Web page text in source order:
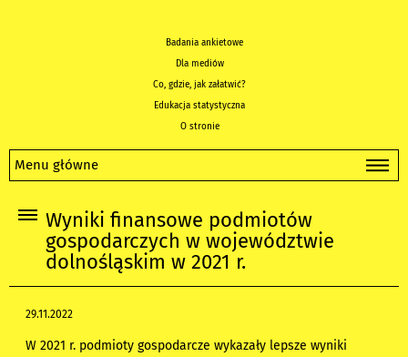
Badania ankietowe
Dla mediów
Co, gdzie, jak załatwić?
Edukacja statystyczna
O stronie
Menu główne
Wyniki finansowe podmiotów
gospodarczych w województwie
dolnośląskim w 2021 r.
29.11.2022
W 2021 r. podmioty gospodarcze wykazały lepsze wyniki